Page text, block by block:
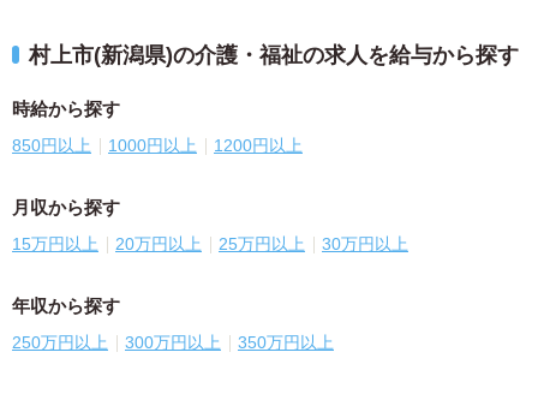
村上市(新潟県)の介護・福祉の求人を給与から探す
時給から探す
850円以上 1000円以上 1200円以上
月収から探す
15万円以上 20万円以上 25万円以上 30万円以上
年収から探す
250万円以上 300万円以上 350万円以上